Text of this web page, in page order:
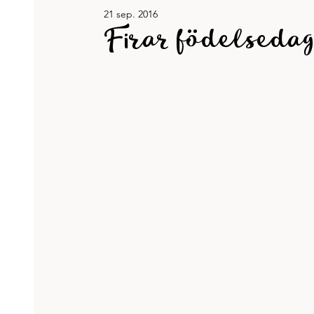
Jennys böcker Karriär & jobb
Firar födelsedag
21 sep. 2016